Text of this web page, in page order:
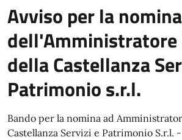
Avviso per la nomina
dell'Amministratore
della Castellanza
Patrimonio s.r.l.
Bando per la nomina ad
Castellanza Servizi e Patrimonio S.r.l.